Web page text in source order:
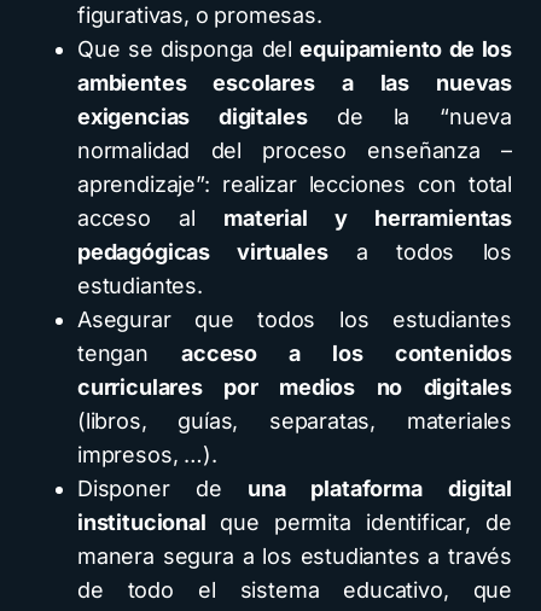
figurativas, o promesas.
Que se disponga delequipamiento de los
ambientes escolares a las nuevas
exigencias digitalesde la “nueva
normalidad del proceso enseñanza –
aprendizaje”: realizar lecciones con total
acceso al material y herramientas
pedagógicas virtualesa todos los
estudiantes.
Asegurar que todos los estudiantes
tenganacceso a los contenidos
curriculares por medios no digitales
(libros, guías, separatas, materiales
impresos, …).
Disponer de una plataforma
digital
institucional que permita identificar, de
manera segura a los estudiantes a través
de todo el sistema educativo, que